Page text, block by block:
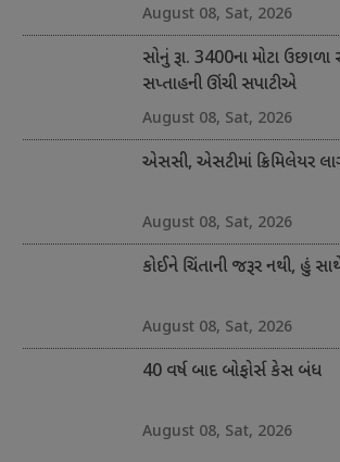
August 08, Sat, 2026
સોનું રૂા. 3400ના મોટા
સપ્તાહની ઊંચી સપાટીએ
August 08, Sat, 2026
એસસી, એસટીમાં ક્રિમિલેયર
August 08, Sat, 2026
કોઈને ચિંતાની જરૂર નથી, હું
August 08, Sat, 2026
40 વર્ષ બાદ બોફોર્સ કેસ બંધ
August 08, Sat, 2026